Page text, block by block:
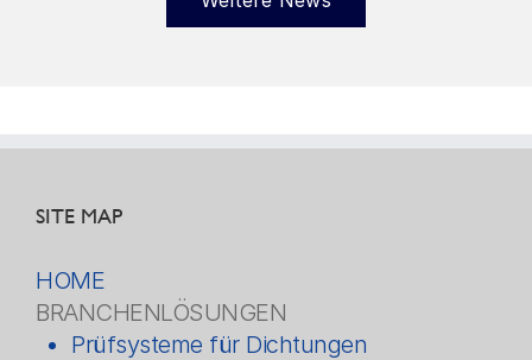
SITE MAP
HOME
BRANCHENLÖSUNGEN
Prüfsysteme für Dichtungen